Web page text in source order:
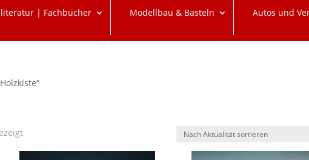
| Fachbücher Modellbau & Basteln Autos und
Nach